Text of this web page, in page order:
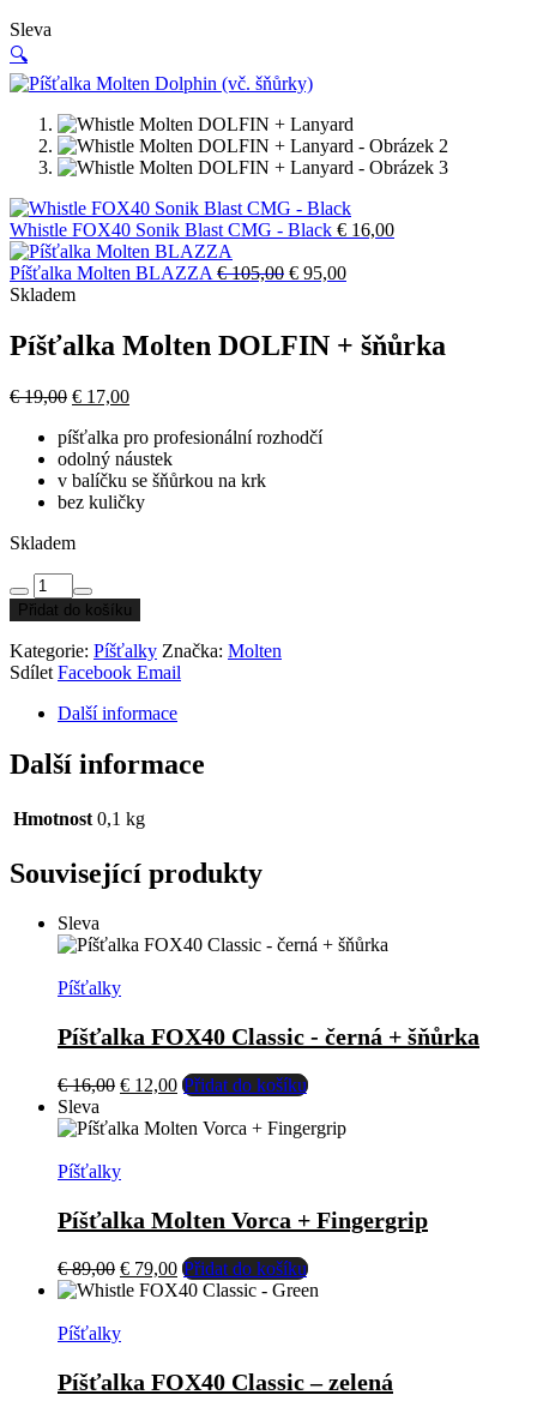
Sleva
🔍
Whistle FOX40 Sonik Blast CMG - Black € 16,00
Píšťalka Molten BLAZZA €105,00 Původní
€ 105,00.
€ 95,00Aktuální
€ 95,00.
Skladem
Píšťalka Molten DOLFIN + šňůrka
€19,00 Původní
byla:
€ 19,00.
€ 17,00Aktuální
je:
€ 17,00.
píšťalka pro profesionální rozhodčí
odolný náustek
v balíčku se šňůrkou na krk
bez kuličky
Skladem
Whistle
Molten
DOLFIN
+
Lanyard
Přidat do košíku
Kategorie: Píšťalky Značka: Molten
Sdílet Facebook Email
Další informace
Další informace
Hmotnost 0,1 kg
Související produkty
Sleva
Píšťalky
Píšťalka FOX40 Classic - černá + šňůrka
€16,00 Původní
byla:
€ 12,00Aktuální
je:
Přidat do košíku
Sleva
Píšťalky
Píšťalka Molten Vorca + Fingergrip
€89,00 Původní
cena
€ 89,00.
€ 79,00Aktuální
cena
Přidat do košíku
Píšťalky
Píšťalka FOX40 Classic – zelená